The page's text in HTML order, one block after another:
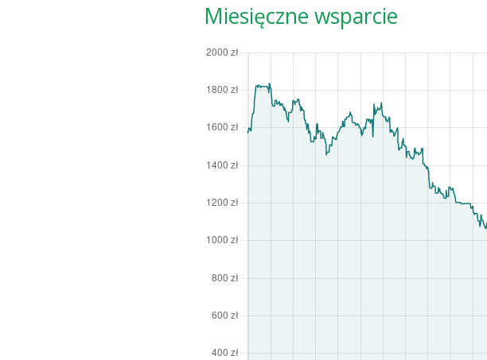
Miesięczne wsparcie